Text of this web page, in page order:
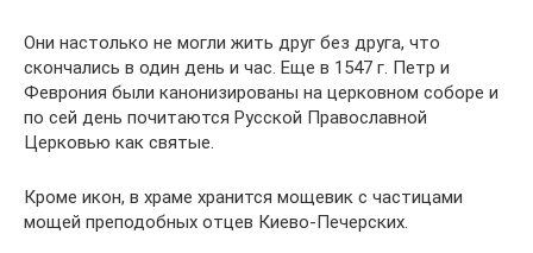
Они настолько не могли жить друг без друга, что
скончались в один день и час. Еще в 1547 г. Петр и
Феврония были канонизированы на церковном соборе и
по сей день почитаются Русской Православной
Церковью как святые.
Кроме икон, в храме хранится мощевик с частицами
мощей преподобных отцев Киево-Печерских.